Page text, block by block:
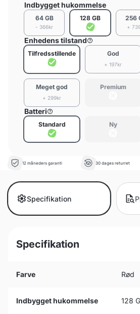
Indbygget hukommelse
64 GB
- 366kr
128 GB 256
+
Enhedens tilstand
Tilfredsstillende
God
+ 197kr
Meget god
+ 299kr
Premium
Batteri
Standard Ny
12 måneders garanti 30 dages returret
Specifikation
Specifikation
Farve Rød
Indbygget hukommelse 128